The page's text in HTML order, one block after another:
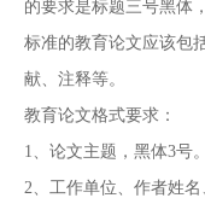
的要求是标题三号黑体
标准的教育论文应该包
献、注释等。
教育论文格式要求：
1、论文主题，黑体3号。
2、工作单位、作者姓